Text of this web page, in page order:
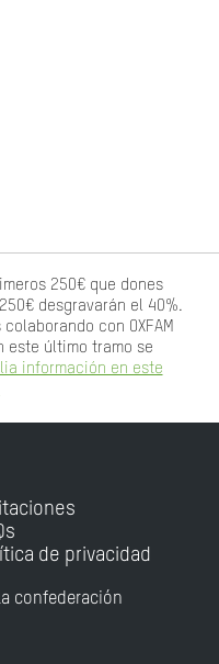
250€ que dones
desgravarán el 40%.
con OXFAM
este último tramo se
información en este
de privacidad
confederación